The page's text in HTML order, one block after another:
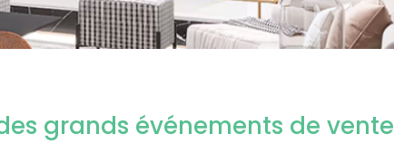
grands événements de vente